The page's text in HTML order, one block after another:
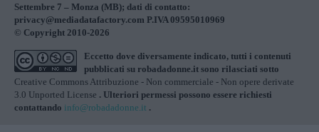
Settembre 7 – Monza (MB); dati di contatto:
privacy@mediadatafactory.com P.IVA 09595010969
© Copyright 2010-2026
Eccetto dove diversamente indicato, tutti i contenuti
pubblicati su robadadonne.it sono rilasciati sotto
Creative Commons Attribuzione - Non commerciale - Non opere derivate
3.0 Unported License . Ulteriori permessi possono essere richiesti
contattando info@robadadonne.it .